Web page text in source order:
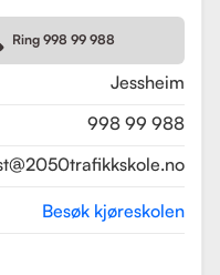
og et
2050
å hjelpe elever
kompetente
Ring 998 99 988
Jessheim
998 99 988
Besøk kjøreskolen